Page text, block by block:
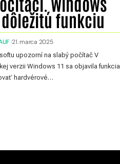
funkciu
21. marca 2025
upozorní na slabý počítač V
verzii Windows 11 sa objavila funkcia,
hardvérové…